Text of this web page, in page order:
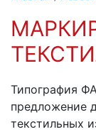
Типография
предложение
текстильных